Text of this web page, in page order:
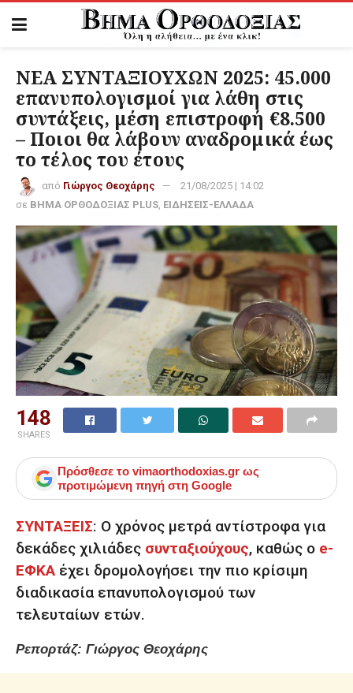
ΝΕΑ ΣΥΝΤΑΞΙΟΥΧΩΝ 2025: 45.000
επανυπολογισμοί για λάθη στις
συντάξεις, μέση επιστροφή €8.500
– Ποιοι θα λάβουν αναδρομικά έως
το τέλος του έτους
από Γιώργος Θεοχάρης
21/08/2025 | 14:02
σε ΒΗΜΑ ΟΡΘΟΔΟΞΙΑΣ PLUS, ΕΙΔΗΣΕΙΣ-ΕΛΛΑΔΑ
148
SHARES
Πρόσθεσε το vimaorthodoxias.gr ως
προτιμώμενη πηγή στη Google
ΣΥΝΤΑΞΕΙΣ: Ο χρόνος μετρά αντίστροφα για
δεκάδες χιλιάδες συνταξιούχους, καθώς ο e-
ΕΦΚΑ έχει δρομολογήσει την πιο κρίσιμη
διαδικασία επανυπολογισμού των
τελευταίων ετών.
Ρεπορτάζ: Γιώργος Θεοχάρης